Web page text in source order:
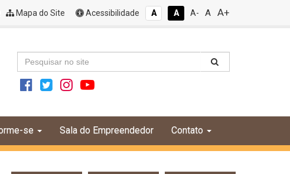
Mapa do Site Acessibilidade A A A- A A+
se Sala do Empreendedor Contato